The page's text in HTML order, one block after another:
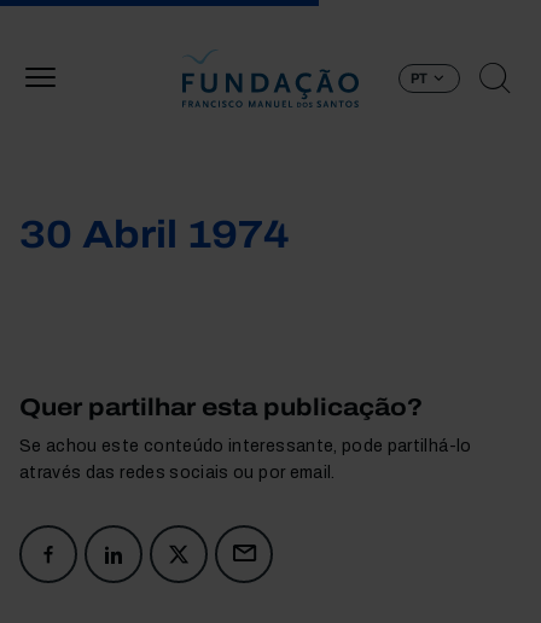
PT
30 Abril 1974
Quer partilhar esta publicação?
Se achou este conteúdo interessante, pode partilhá-lo
através das redes sociais ou por email.